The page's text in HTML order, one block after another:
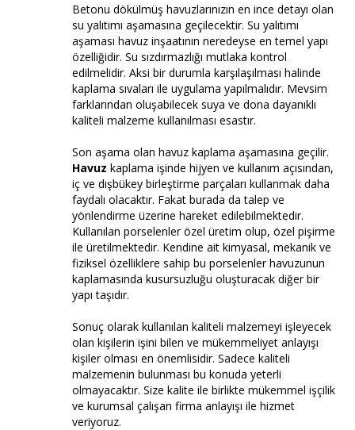
Betonu dökülmüş havuzlarınızın en ince detayı olan
su yalıtımı aşamasına geçilecektir. Su yalıtımı
aşaması havuz inşaatının neredeyse en temel yapı
özelliğidir. Su sızdırmazlığı mutlaka kontrol
edilmelidir. Aksi bir durumla karşılaşılması halinde
kaplama sıvaları ile uygulama yapılmalıdır. Mevsim
farklarından oluşabilecek suya ve dona dayanıklı
kaliteli malzeme kullanılması esastır.
Son aşama olan havuz kaplama aşamasına geçilir.
Havuz kaplama işinde hijyen ve kullanım açısından,
iç ve dışbükey birleştirme parçaları kullanmak daha
faydalı olacaktır. Fakat burada da talep ve
yönlendirme üzerine hareket edilebilmektedir.
Kullanılan porselenler özel üretim olup, özel pişirme
ile üretilmektedir. Kendine ait kimyasal, mekanik ve
fiziksel özelliklere sahip bu porselenler havuzunun
kaplamasında kusursuzluğu oluşturacak diğer bir
yapı taşıdır.
Sonuç olarak kullanılan kaliteli malzemeyi işleyecek
olan kişilerin işini bilen ve mükemmeliyet anlayışı
kişiler olması en önemlisidir. Sadece kaliteli
malzemenin bulunması bu konuda yeterli
olmayacaktır. Size kalite ile birlikte mükemmel işçilik
ve kurumsal çalışan firma anlayışı ile hizmet
veriyoruz.